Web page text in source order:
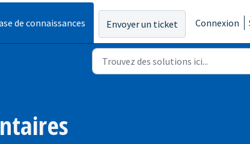
de connaissances Envoyer un ticket Connexion